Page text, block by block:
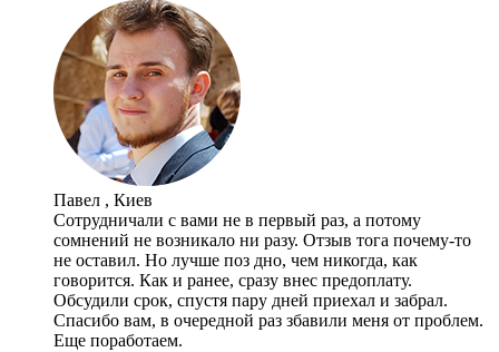
Павел , Киев
Сотрудничали с вами не в первый раз, а потому
сомнений не возникало ни разу. Отзыв тога почему-то
не оставил. Но лучше поз дно, чем никогда, как
говорится. Как и ранее, сразу внес предоплату.
Обсудили срок, спустя пару дней приехал и забрал.
Спасибо вам, в очередной раз збавили меня от проблем.
Еще поработаем.